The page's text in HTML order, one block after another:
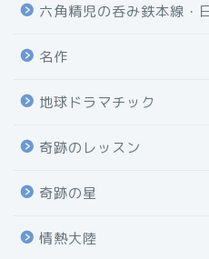
六角精児の呑み鉄本線・
名作
地球ドラマチック
奇跡のレッスン
奇跡の星
情熱大陸